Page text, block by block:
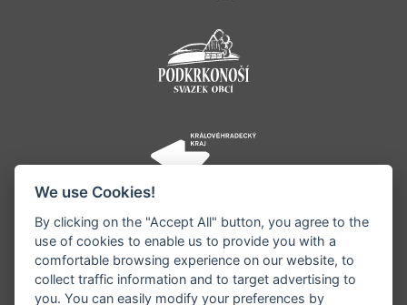
We use Cookies!
By clicking on the "Accept All" button, you agree to the
use of cookies to enable us to provide you with a
comfortable browsing experience on our website, to
collect traffic information and to target advertising to
you. You can easily modify your preferences by